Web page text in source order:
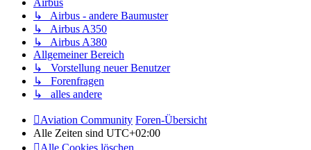
Airbus
↳ Airbus - andere Baumuster
↳ Airbus A350
↳ Airbus A380
Allgemeiner Bereich
↳ Vorstellung neuer Benutzer
↳ Forenfragen
↳ alles andere
Aviation Community Foren-Übersicht
Alle Zeiten sind UTC+02:00